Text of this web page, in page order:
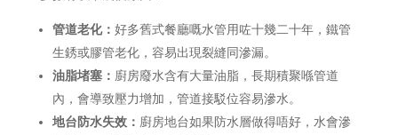
管道老化： 好多舊式餐廳嘅水管用咗十幾二十年，鐵管
生銹或膠管老化，容易出現裂縫同滲漏。
油脂堵塞： 廚房廢水含有大量油脂，長期積聚喺管道
內，會導致壓力增加，管道接駁位容易滲水。
地台防水失效： 廚房地台如果防水層做得唔好，水會滲